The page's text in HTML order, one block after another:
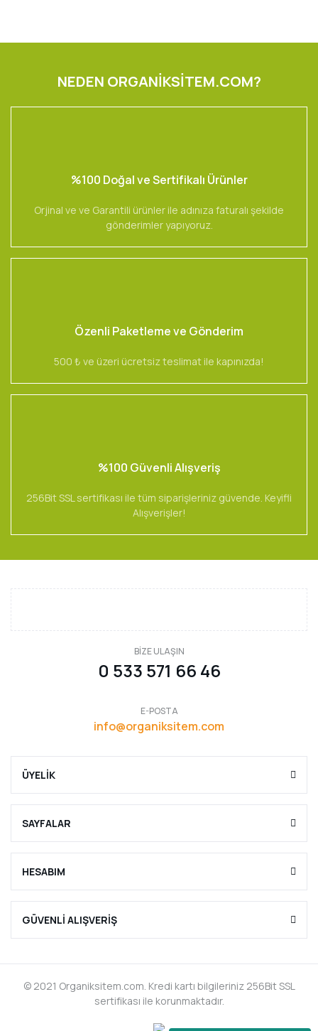
NEDEN ORGANİKSİTEM.COM?
%100 Doğal ve Sertifikalı Ürünler
Orjinal ve ve Garantili ürünler ile adınıza faturalı şekilde
gönderimler yapıyoruz.
Özenli Paketleme ve Gönderim
500 ₺ ve üzeri ücretsiz teslimat ile kapınızda!
%100 Güvenli Alışveriş
256Bit SSL sertifikası ile tüm siparişleriniz güvende. Keyifli
Alışverişler!
BİZE ULAŞIN
0 533 571 66 46
E-POSTA
info@organiksitem.com
ÜYELİK
SAYFALAR
HESABIM
GÜVENLİ ALIŞVERİŞ
© 2021 Organiksitem.com. Kredi kartı bilgileriniz 256Bit SSL
sertifikası ile korunmaktadır.